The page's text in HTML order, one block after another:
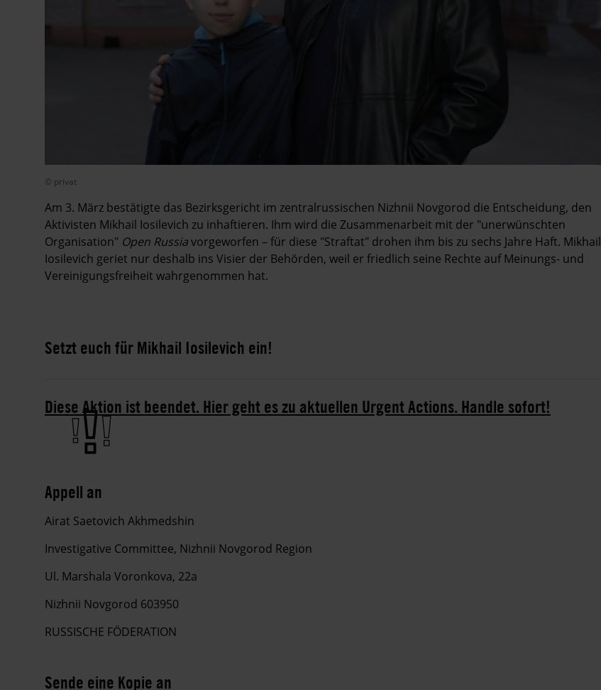
© privat
Am 3. März bestätigte das Bezirksgericht im zentralrussischen Nizhnii Novgorod die Entscheidung, den
Aktivisten Mikhail Iosilevich zu inhaftieren. Ihm wird die Zusammenarbeit mit der "unerwünschten
Organisation" Open Russiavorgeworfen – für diese "Straftat" drohen ihm bis zu sechs Jahre Haft. Mikhail
Iosilevich geriet nur deshalb ins Visier der Behörden, weil er friedlich seine Rechte auf Meinungs- und
Vereinigungsfreiheit wahrgenommen hat.
Setzt euch für Mikhail Iosilevich ein!
Diese Aktion ist beendet. Hier geht es zu aktuellen Urgent Actions. Handle sofort!
Appell an
Airat Saetovich Akhmedshin
Investigative Committee, Nizhnii Novgorod Region
Ul. Marshala Voronkova, 22a
Nizhnii Novgorod 603950
RUSSISCHE FÖDERATION
Sende eine Kopie an